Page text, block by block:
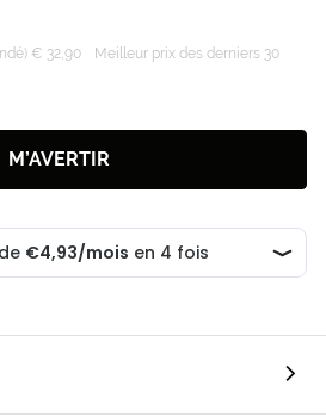
€ 32,90
Meilleur prix des derniers 30
M’AVERTIR